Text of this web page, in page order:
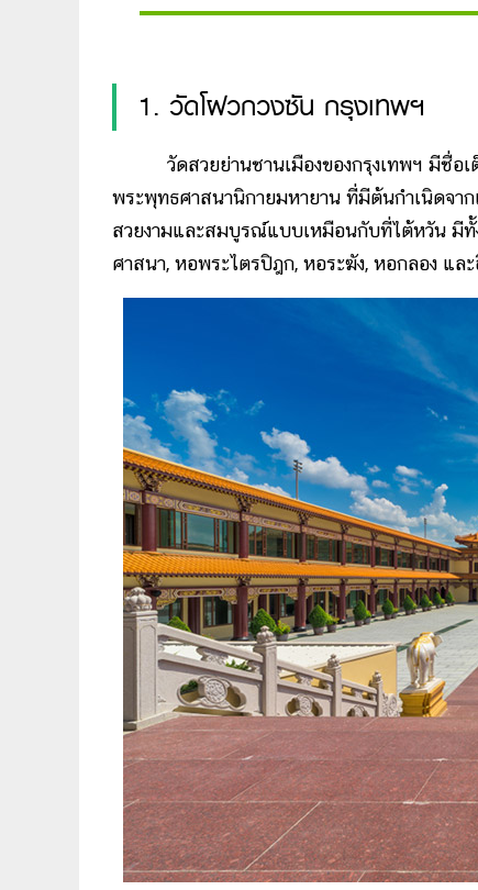
1. วัดโฝวกวงซัน กรุงเทพฯ
วัดสวยย่านชานเมืองของกรุงเทพฯ มีชื่อเต็
พระพุทธศาสนานิกายมหายาน ที่มีต้นกำเนิดจา
สวยงามและสมบูรณ์แบบเหมือนกับที่ไต้หวัน มีทั้
ศาสนา, หอพระไตรปิฎก, หอระฆัง, หอกลอง แล